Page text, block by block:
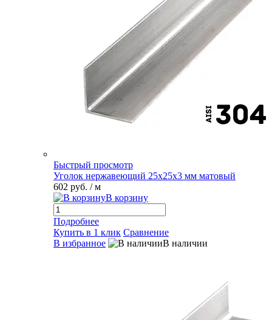
Быстрый просмотр
Уголок нержавеющий 25х25х3 мм матовый
602 руб. / м
В корзину
Подробнее
Купить в 1 клик Сравнение
В избранное
В наличии